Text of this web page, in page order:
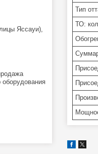
Тип
ТО:
Яссауи),
оборудования